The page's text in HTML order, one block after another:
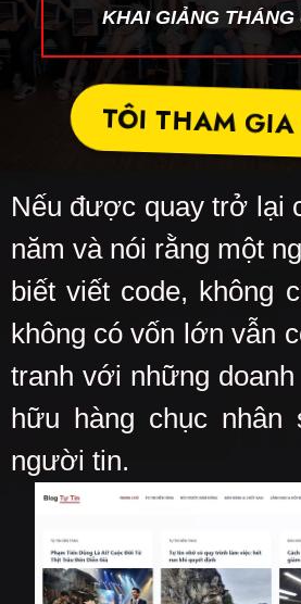
TÔI THAM
KHAI GIẢNG THÁNG
Nếu được quay trở lại
năm và nói rằng một
biết viết code, không
không có vốn lớn vẫn
tranh với những
hữu hàng chục nhân
người tin.